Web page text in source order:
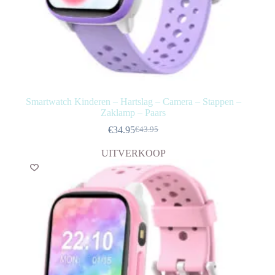
Smartwatch Kinderen – Hartslag – Camera – Stappen –
Zaklamp – Paars
€43.95
Oorspronkelijke
was:
€43.95.
€34.95Huidige
is:
€34.95.
UITVERKOOP